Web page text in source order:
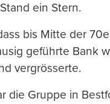
ein Stern.
bis Mitte der
geführte Bank
vergrösserte.
die Gruppe in